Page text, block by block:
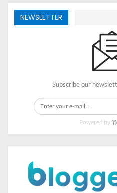
Azure Tower
Blogger
Melihat beberapa blogger
lebih dulu dan berkumpul di
Residence, saya dan teman-
meluncur ke sana untuk
peserta SEO workshop yang
Surabaya itu.
Mas Land dengan berbagai
sangat antusias
NEWSLETTER
Subscribe our
Powered by